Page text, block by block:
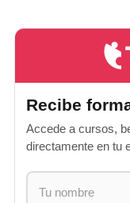
Recibe
Accede a cursos,
directamente en tu